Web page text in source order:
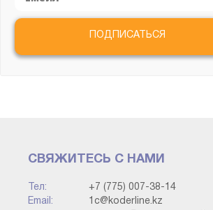
инструментальный пакет
ПОДПИСАТЬСЯ
СВЯЖИТЕСЬ С НАМИ
Тел:
+7 (775) 007-38-14
Email:
1c@koderline.kz